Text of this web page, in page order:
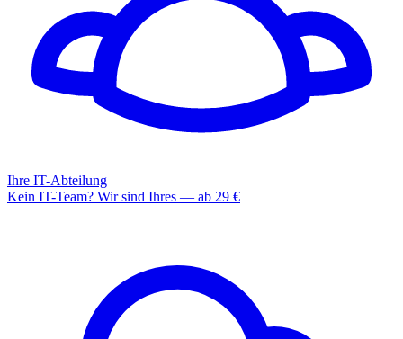
Ihre IT-Abteilung
Kein IT-Team? Wir sind Ihres — ab 29 €